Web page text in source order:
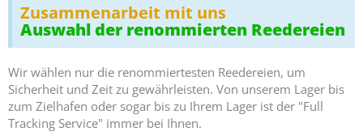
Zusammenarbeit mit uns
Auswahl der renommierten Reedereien
Wir wählen nur die renommiertesten Reedereien, um
Sicherheit und Zeit zu gewährleisten. Von unserem Lager bis
zum Zielhafen oder sogar bis zu Ihrem Lager ist der "Full
Tracking Service" immer bei Ihnen.